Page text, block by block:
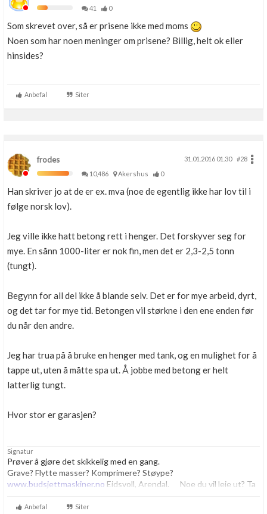
41
0
Som skrevet over, så er prisene ikke med moms
Noen som har noen meninger om prisene? Billig, helt ok eller
hinsides?
Anbefal Siter
frodes 31.01.2016 01.30
#28
10,486
Akershus 0
Han skriver jo at de er ex. mva (noe de egentlig ikke har lov til i
følge norsk lov).
Jeg ville ikke hatt betong rett i henger. Det forskyver seg for
mye. En sånn 1000-liter er nok fin, men det er 2,3-2,5 tonn
(tungt).
Begynn for all del ikke å blande selv. Det er for mye arbeid, dyrt,
og det tar for mye tid. Betongen vil størkne i den ene enden før
du når den andre.
Jeg har trua på å bruke en henger med tank, og en mulighet for å
tappe ut, uten å måtte spa ut. Å jobbe med betong er helt
latterlig tungt.
Hvor stor er garasjen?
Signatur
Prøver å gjøre det skikkelig med en gang.
Grave? Flytte masser? Komprimere? Støype?
www.budsjettmaskiner.no Eidsvoll, Arendal. Noe du vil leie ut? Ta
Anbefal Siter